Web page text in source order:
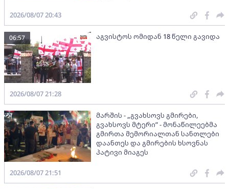
2026/08/07 20:43
აგვისტოს ომიდან 18 წელი გავიდა
06:57
2026/08/07 21:28
მარშის - „გვახსოვს გმირები,
გვახსოვს მტერი” - მონაწილეებმა
გმირთა მემორიალთან სანთლები
დაანთეს და გმირების ხსოვნას
პატივი მიაგეს
2026/08/07 21:51